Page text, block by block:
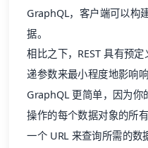
GraphQL，客户端可以构
据。
相比之下，REST 具有预
递参数来最小程度地影响响
GraphQL 更简单，因为你
操作的每个数据对象的所
一个 URL 来查询所需的数